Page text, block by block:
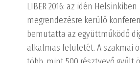
LIBER 2016: az idén Helsinkiben
megrendezésre kerülő
bemutatta az együttműködő
alkalmas felületét. A szakmai